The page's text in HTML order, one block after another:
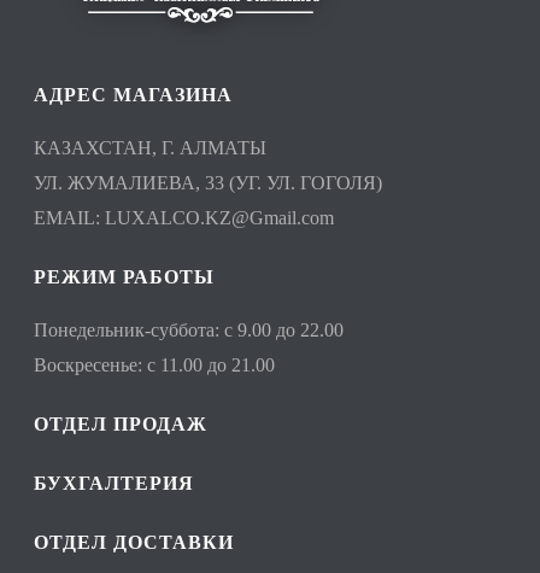
АДРЕС МАГАЗИНА
КАЗАХСТАН, Г. АЛМАТЫ
УЛ. ЖУМАЛИЕВА, 33 (УГ. УЛ. ГОГОЛЯ)
EMAIL:LUXALCO.KZ@Gmail.com
РЕЖИМ РАБОТЫ
Понедельник-суббота: с 9.00 до 22.00
Воскресенье: с 11.00 до 21.00
ОТДЕЛ ПРОДАЖ
БУХГАЛТЕРИЯ
ОТДЕЛ ДОСТАВКИ